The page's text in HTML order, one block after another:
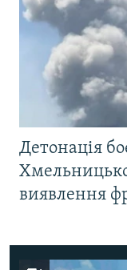
Детонація
виявлення